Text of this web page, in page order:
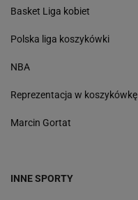
Basket Liga kobiet
Polska liga koszykówki
NBA
Reprezentacja w koszykówkę
Marcin Gortat
INNE SPORTY